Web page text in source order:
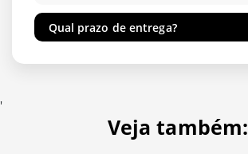
Qual prazo de entrega?
'
Veja também: